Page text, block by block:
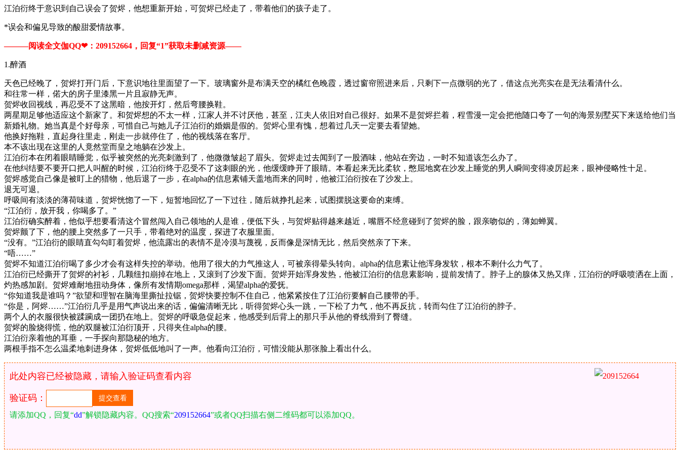
江泊衍终于意识到自己误会了贺烬，他想重新开始，可贺烬已经走了，带着他们的孩子走了。
*误会和偏见导致的酸甜爱情故事。
———阅读全文伽QQ❤：209152664，回复“1”获取未删减资源—​​​​—
1.醉酒
天色已经晚了，贺烬打开门后，下意识地往里面望了一下。玻璃窗外是布满天空的橘红色晚霞，透过窗帘照进来后，只剩下一点微弱的光了，借这点光亮实在是无法看清什么。
和往常一样，偌大的房子里漆黑一片且寂静无声。
贺烬收回视线，再忍受不了这黑暗，他按开灯，然后弯腰换鞋。
两星期足够他适应这个新家了。和贺烬想的不太一样，江家人并不讨厌他，甚至，江夫人依旧对自己很好。如果不是贺烬拦着，程雪漫一定会把他随口夸了一句的海景别墅买下来送给他们当
新婚礼物。她当真是个好母亲，可惜自己与她儿子江泊衍的婚姻是假的。贺烬心里有愧，想着过几天一定要去看望她。
他换好拖鞋，直起身往里走，刚走一步就停住了，他的视线落在客厅。
本不该出现在这里的人竟然堂而皇之地躺在沙发上。
江泊衍本在闭着眼睛睡觉，似乎被突然的光亮刺激到了，他微微皱起了眉头。贺烬走过去闻到了一股酒味，他站在旁边，一时不知道该怎么办了。
在他纠结要不要开口把人叫醒的时候，江泊衍终于忍受不了这刺眼的光，他缓缓睁开了眼睛。本看起来无比柔软，憋屈地窝在沙发上睡觉的男人瞬间变得凌厉起来，眼神侵略性十足。
贺烬感觉自己像是被盯上的猎物，他后退了一步，在alpha的信息素铺天盖地而来的同时，他被江泊衍按在了沙发上。
退无可退。
呼吸间有淡淡的薄荷味道，贺烬恍惚了一下，短暂地回忆了一下过往，随后就挣扎起来，试图摆脱这要命的束缚。
“江泊衍，放开我，你喝多了。”
江泊衍确实醉着，他似乎想要看清这个冒然闯入自己领地的人是谁，便低下头，与贺烬贴得越来越近，嘴唇不经意碰到了贺烬的脸，跟亲吻似的，薄如蝉翼。
贺烬颤了下，他的腰上突然多了一只手，带着绝对的温度，探进了衣服里面。
“没有。”江泊衍的眼睛直勾勾盯着贺烬，他流露出的表情不是冷漠与蔑视，反而像是深情无比，然后突然亲了下来。
“唔……”
贺烬不知道江泊衍喝了多少才会有这样失控的举动。他用了很大的力气推这人，可被亲得晕头转向。alpha的信息素让他浑身发软，根本不剩什么力气了。
江泊衍已经撕开了贺烬的衬衫，几颗纽扣崩掉在地上，又滚到了沙发下面。贺烬开始浑身发热，他被江泊衍的信息素影响，提前发情了。脖子上的腺体又热又痒，江泊衍的呼吸喷洒在上面，
灼热感加剧。贺烬难耐地扭动身体，像所有发情期omega那样，渴望alpha的爱抚。
“你知道我是谁吗？”欲望和理智在脑海里撕扯拉锯，贺烬快要控制不住自己，他紧紧按住了江泊衍要解自己腰带的手。
“你是，阿烬……”江泊衍几乎是用气声说出来的话，偏偏清晰无比，听得贺烬心头一跳，一下松了力气，他不再反抗，转而勾住了江泊衍的脖子。
两个人的衣服很快被蹂躏成一团扔在地上。贺烬的呼吸急促起来，他感受到后背上的那只手从他的脊线滑到了臀缝。
贺烬的脸烧得慌，他的双腿被江泊衍顶开，只得夹住alpha的腰。
江泊衍亲着他的耳垂，一手探向那隐秘的地方。
两根手指不怎么温柔地刺进身体，贺烬低低地叫了一声。他看向江泊衍，可惜没能从那张脸上看出什么。
此处内容已经被隐藏，请输入验证码查看内容
验证码：
请添加QQ，回复“dd”解锁隐藏内容。QQ搜索“209152664”或者QQ扫描右侧二维码都可以添加QQ。